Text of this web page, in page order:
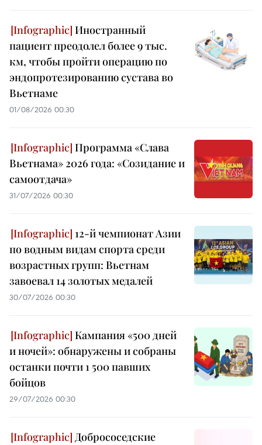
Иностранный
пациент преодолел более 9 тыс.
км, чтобы пройти операцию по
эндопротезированию сустава во
Вьетнаме
01/08/2026 00:30
Программа «Слава
Вьетнама» 2026 года: «Созидание и
самоотдача»
31/07/2026 00:30
12-й чемпионат Азии
по водным видам спорта среди
возрастных групп: Вьетнам
завоевал 14 золотых медалей
30/07/2026 00:30
Кампания «500 дней
и ночей»: обнаружены и собраны
останки почти 1 500 павших
бойцов
29/07/2026 00:30
Добрососедские